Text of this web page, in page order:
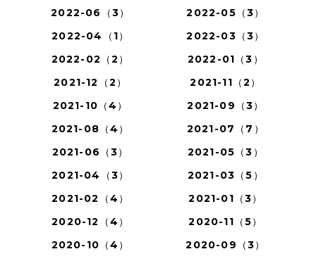
2022-06（3）
2022-05（3）
2022-04（1）
2022-03（3）
2022-02（2）
2022-01（3）
2021-12（2）
2021-11（2）
2021-10（4）
2021-09（3）
2021-08（4）
2021-07（7）
2021-06（3）
2021-05（3）
2021-04（3）
2021-03（5）
2021-02（4）
2021-01（3）
2020-12（4）
2020-11（5）
2020-10（4）
2020-09（3）